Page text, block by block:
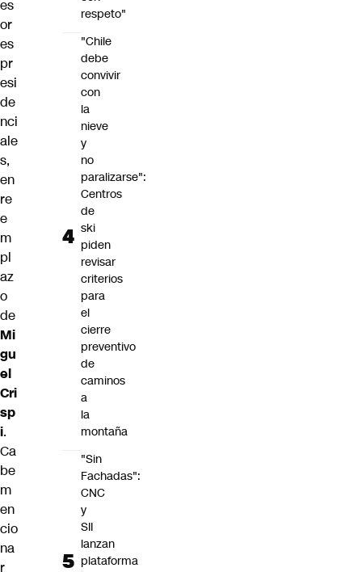
es
or
es
pr
esi
de
nci
ale
s,
en
re
e
m
pl
az
o
de
Mi
gu
el
Cri
sp
i.
Ca
be
m
en
cio
na
r
respeto"
"Chile
debe
convivir
con
la
nieve
y
no
paralizarse":
Centros
de
ski
piden
revisar
criterios
para
el
cierre
preventivo
de
caminos
a
la
montaña
"Sin
Fachadas":
CNC
y
SII
lanzan
plataforma